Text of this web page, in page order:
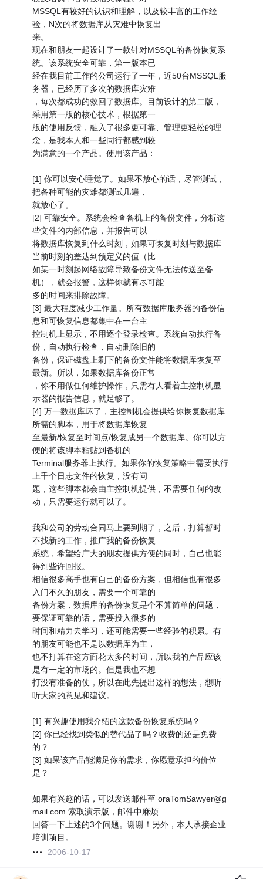
MSSQL有较好的认识和理解，以及较丰富的工作经
验，N次的将数据库从灾难中恢复出
来。
现在和朋友一起设计了一款针对MSSQL的备份恢复系
统。该系统安全可靠，第一版本已
经在我目前工作的公司运行了一年，近50台MSSQL服
务器，已经历了多次的数据库灾难
，每次都成功的救回了数据库。目前设计的第二版，
采用第一版的核心技术，根据第一
版的使用反馈，融入了很多更可靠、管理更轻松的理
念，是我本人和一些同行都感到较
为满意的一个产品。使用该产品：
[1] 你可以安心睡觉了。如果不放心的话，尽管测试，
把各种可能的灾难都测试几遍，
就放心了。
[2] 可靠安全。系统会检查备机上的备份文件，分析这
些文件的内部信息，并报告可以
将数据库恢复到什么时刻，如果可恢复时刻与数据库
当前时刻的差达到预定义的值（比
如某一时刻起网络故障导致备份文件无法传送至备
机），就会报警，这样你就有尽可能
多的时间来排除故障。
[3] 最大程度减少工作量。所有数据库服务器的备份信
息和可恢复信息都集中在一台主
控制机上显示，不用逐个登录检查。系统自动执行备
份，自动执行检查，自动删除旧的
备份，保证磁盘上剩下的备份文件能将数据库恢复至
最新。所以，如果数据库备份正常
，你不用做任何维护操作，只需有人看着主控制机显
示器的报告信息，就足够了。
[4] 万一数据库坏了，主控制机会提供给你恢复数据库
所需的脚本，用于将数据库恢复
至最新/恢复至时间点/恢复成另一个数据库。你可以方
便的将该脚本粘贴到备机的
Terminal服务器上执行。如果你的恢复策略中需要执行
上千个日志文件的恢复，没有问
题，这些脚本都会由主控制机提供，不需要任何的改
动，只需要运行就可以了。
我和公司的劳动合同马上要到期了，之后，打算暂时
不找新的工作，推广我的备份恢复
系统，希望给广大的朋友提供方便的同时，自己也能
得到些许回报。
相信很多高手也有自己的备份方案，但相信也有很多
入门不久的朋友，需要一个可靠的
备份方案，数据库的备份恢复是个不算简单的问题，
要保证可靠的话，需要投入很多的
时间和精力去学习，还可能需要一些经验的积累。有
的朋友可能也不是以数据库为主，
也不打算在这方面花太多的时间，所以我的产品应该
是有一定的市场的。但是我也不想
打没有准备的仗，所以在此先提出这样的想法，想听
听大家的意见和建议。
[1] 有兴趣使用我介绍的这款备份恢复系统吗？
[2] 你已经找到类似的替代品了吗？收费的还是免费
的？
[3] 如果该产品能满足你的需求，你愿意承担的价位
是？
如果有兴趣的话，可以发送邮件至 oraTomSawyer@g
mail.com 索取演示版，邮件中麻烦
回答一下上述的3个问题。谢谢！另外，本人承接企业
培训项目。
2006-10-17